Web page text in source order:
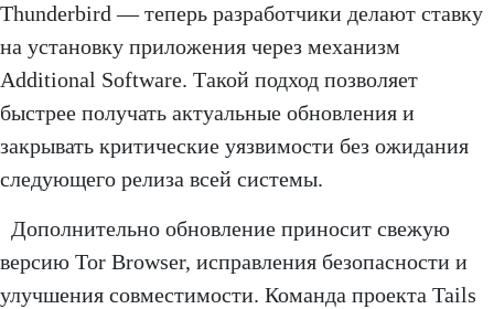
Thunderbird — теперь разработчики делают ставку
на установку приложения через механизм
Additional Software. Такой подход позволяет
быстрее получать актуальные обновления и
закрывать критические уязвимости без ожидания
следующего релиза всей системы.
Дополнительно обновление приносит свежую
версию Tor Browser, исправления безопасности и
улучшения совместимости. Команда проекта Tails